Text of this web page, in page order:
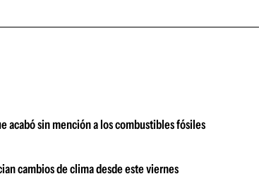
acabó sin mención a los combustibles fósiles
cambios de clima desde este viernes